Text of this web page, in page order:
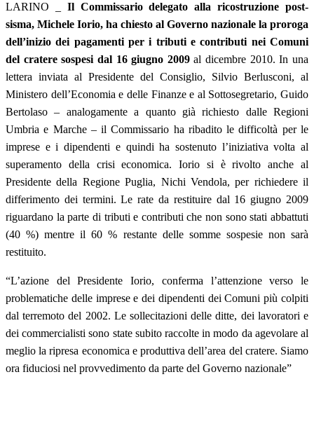
LARINO _ Il Commissario delegato alla ricostruzione post-
sisma, Michele Iorio, ha chiesto al Governo nazionale la proroga
dell’inizio dei pagamenti per i tributi e contributi nei Comuni
del cratere sospesi dal 16 giugno 2009al dicembre 2010. In una
lettera inviata al Presidente del Consiglio, Silvio Berlusconi, al
Ministero dell’Economia e delle Finanze e al Sottosegretario, Guido
Bertolaso – analogamente a quanto già richiesto dalle Regioni
Umbria e Marche – il Commissario ha ribadito le difficoltà per le
imprese e i dipendenti e quindi ha sostenuto l’iniziativa volta al
superamento della crisi economica. Iorio si è rivolto anche al
Presidente della Regione Puglia, Nichi Vendola, per richiedere il
differimento dei termini. Le rate da restituire dal 16 giugno 2009
riguardano la parte di tributi e contributi che non sono stati abbattuti
(40 %) mentre il 60 % restante delle somme sospesie non sarà
restituito.
“L’azione del Presidente Iorio, conferma l’attenzione verso le
problematiche delle imprese e dei dipendenti dei Comuni più colpiti
dal terremoto del 2002. Le sollecitazioni delle ditte, dei lavoratori e
dei commercialisti sono state subito raccolte in modo da agevolare al
meglio la ripresa economica e produttiva dell’area del cratere. Siamo
ora fiduciosi nel provvedimento da parte del Governo nazionale”